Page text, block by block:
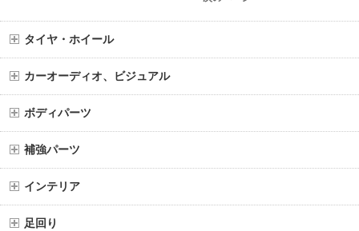
タイヤ・ホイール
カーオーディオ、ビジュアル
ボディパーツ
補強パーツ
インテリア
足回り